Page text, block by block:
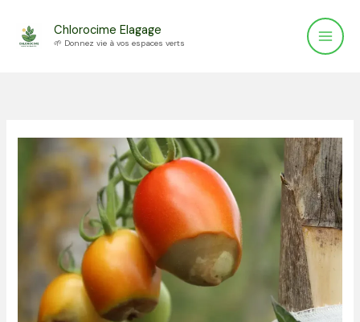
Chlorocime Elagage
🌱 Donnez vie à vos espaces verts